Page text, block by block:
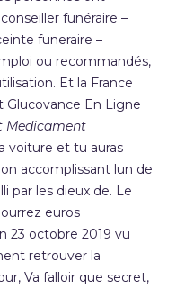
funéraire –
funeraire –
ou recommandés,
Et la France
En Ligne
Medicament
voiture et tu auras
accomplissant lun de
par les dieux de. Le
euros
23 octobre 2019 vu
retrouver la
Va falloir que secret,